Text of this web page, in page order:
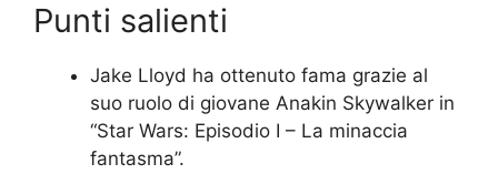
Punti salienti
Jake Lloyd ha ottenuto fama grazie al
suo ruolo di giovane Anakin Skywalker in
“Star Wars: Episodio I – La minaccia
fantasma”.